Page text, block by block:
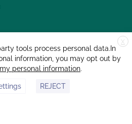
Cruz, CA 95060 © 2025 CCOF.org
X
tools process personal data.In
information, you may opt out by
personal information.
REJECT